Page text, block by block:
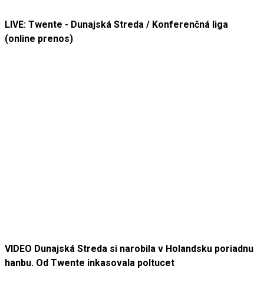
LIVE: Twente - Dunajská Streda / Konferenčná liga
(online prenos)
VIDEO Dunajská Streda si narobila v Holandsku poriadnu
hanbu. Od Twente inkasovala poltucet